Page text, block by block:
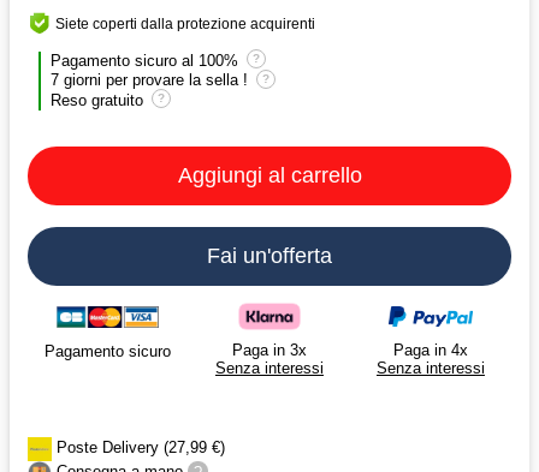
Siete coperti dalla protezione acquirenti
Pagamento sicuro al 100% ?
7 giorni per provare la sella ! ?
Reso gratuito ?
Aggiungi al carrello
Fai un'offerta
Pagamento sicuro
Paga in 3x
Senza interessi
Paga in 4x
Senza interessi
Poste Delivery (27,99 €)